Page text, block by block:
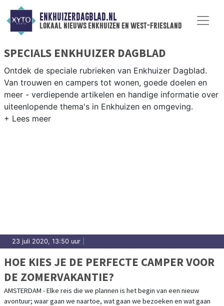
ENKHUIZERDAGBLAD.NL
lokaal nieuws enkhuizen en west-friesland
SPECIALS ENKHUIZER DAGBLAD
Ontdek de speciale rubrieken van Enkhuizer Dagblad.
Van trouwen en campers tot wonen, goede doelen en
meer - verdiepende artikelen en handige informatie over
uiteenlopende thema's in Enkhuizen en omgeving.
23 juli 2020, 13:50 uur
HOE KIES JE DE PERFECTE CAMPER VOOR
DE ZOMERVAKANTIE?
AMSTERDAM - Elke reis die we plannen is het begin van een nieuw
avontuur; waar gaan we naartoe, wat gaan we bezoeken en wat gaan